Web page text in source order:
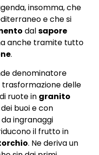
insomma, che
e che si
dalsapore
anche tramite tutto
.
denominatore
delle
ruote in granito
buoi e con
ingranaggi
il frutto in
. Ne deriva un